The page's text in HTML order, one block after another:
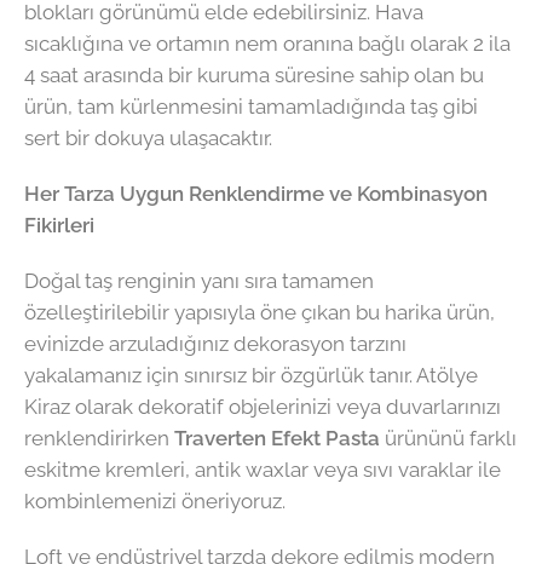
blokları görünümü elde edebilirsiniz. Hava
sıcaklığına ve ortamın nem oranına bağlı olarak 2 ila
4 saat arasında bir kuruma süresine sahip olan bu
ürün, tam kürlenmesini tamamladığında taş gibi
sert bir dokuya ulaşacaktır.
Her Tarza Uygun Renklendirme ve Kombinasyon
Fikirleri
Doğal taş renginin yanı sıra tamamen
özelleştirilebilir yapısıyla öne çıkan bu harika ürün,
evinizde arzuladığınız dekorasyon tarzını
yakalamanız için sınırsız bir özgürlük tanır. Atölye
Kiraz olarak dekoratif objelerinizi veya duvarlarınızı
renklendirirken Traverten Efekt Pasta ürününü farklı
eskitme kremleri, antik waxlar veya sıvı varaklar ile
kombinlemenizi öneriyoruz.
Loft ve endüstriyel tarzda dekore edilmiş modern